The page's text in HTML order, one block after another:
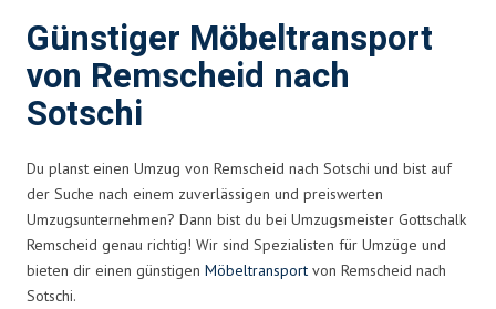
Günstiger Möbeltransport
von Remscheid nach
Sotschi
Du planst einen Umzug von Remscheid nach Sotschi und bist auf
der Suche nach einem zuverlässigen und preiswerten
Umzugsunternehmen? Dann bist du bei Umzugsmeister Gottschalk
Remscheid genau richtig! Wir sind Spezialisten für Umzüge und
bieten dir einen günstigen Möbeltransport von Remscheid nach
Sotschi.